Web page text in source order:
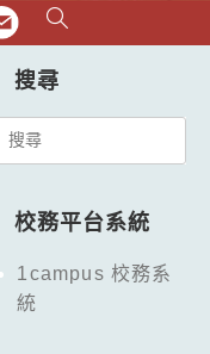
搜尋
Search
校務平台系統
1campus 校務系
統